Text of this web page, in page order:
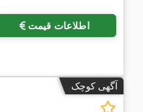
اطلاعات قیمت
آگهی کوچک